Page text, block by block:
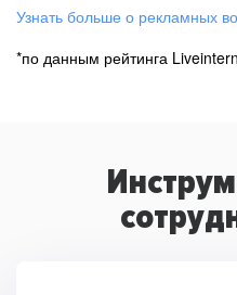
Узнать больше о рекламных
*по данным рейтинга